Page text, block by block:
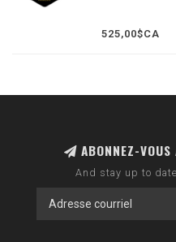
525,00$CA
ABONNEZ-VOUS
And stay up to